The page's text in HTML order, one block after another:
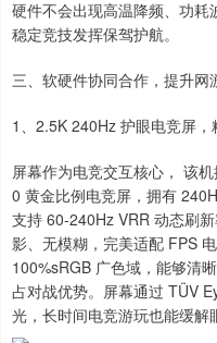
硬件不会出现高温降频、功
稳定竞技发挥保驾护航。
三、软硬件协同合作，提升网
1、2.5K 240Hz 护眼电竞屏
屏幕作为电竞交互核心， 该
0 黄金比例电竞屏，拥有
支持 60-240Hz VRR 动态刷
影、无模糊，完美适配 FPS
100%sRGB 广色域，能够清
占对战优势。屏幕通过 TÜV
光，长时间电竞游玩也能缓解